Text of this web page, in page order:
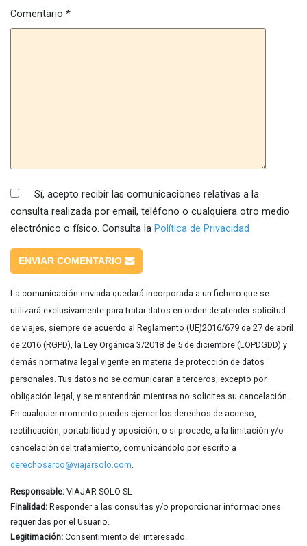
Comentario *
Sí, acepto recibir las comunicaciones relativas a la
consulta realizada por email, teléfono o cualquiera otro medio
electrónico o físico. Consulta la Política de Privacidad
ENVIAR COMENTARIO
La comunicación enviada quedará incorporada a un fichero que se
utilizará exclusivamente para tratar datos en orden de atender solicitud
de viajes, siempre de acuerdo al Reglamento (UE)2016/679 de 27 de abril
de 2016 (RGPD), la Ley Orgánica 3/2018 de 5 de diciembre (LOPDGDD) y
demás normativa legal vigente en materia de protección de datos
personales. Tus datos no se comunicaran a terceros, excepto por
obligación legal, y se mantendrán mientras no solicites su cancelación.
En cualquier momento puedes ejercer los derechos de acceso,
rectificación, portabilidad y oposición, o si procede, a la limitación y/o
cancelación del tratamiento, comunicándolo por escrito a
derechosarco@viajarsolo.com.
Responsable: VIAJAR SOLO SL
Finalidad: Responder a las consultas y/o proporcionar informaciones
requeridas por el Usuario.
Legitimación: Consentimiento del interesado.